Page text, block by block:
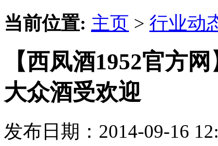
当前位置: 主页 > 行业动
【西凤酒1952官方
大众酒受欢迎
发布日期：2014-09-16